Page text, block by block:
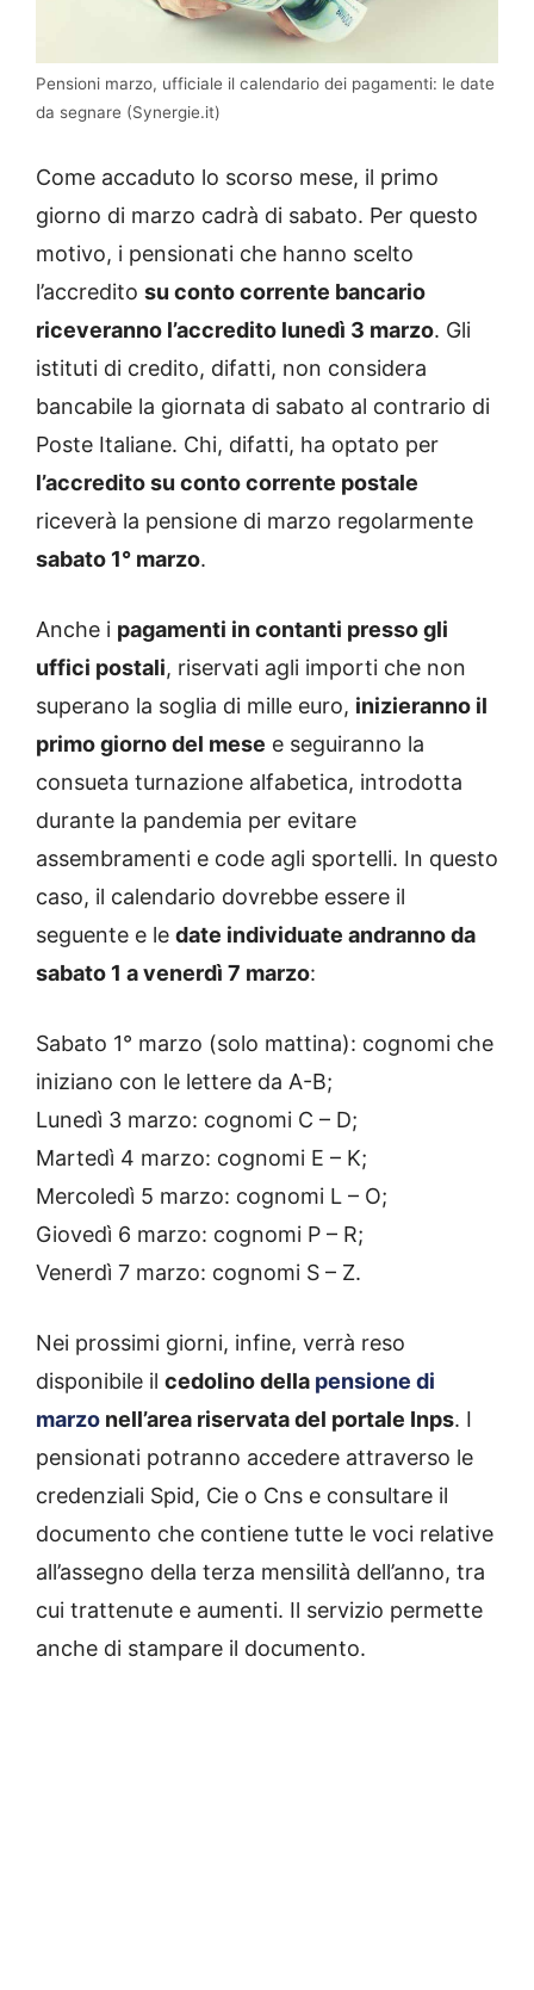
Pensioni marzo, ufficiale il calendario dei pagamenti: le date
da segnare (Synergie.it)
Come accaduto lo scorso mese, il primo
giorno di marzo cadrà di sabato. Per questo
motivo, i pensionati che hanno scelto
l’accredito su conto corrente bancario
riceveranno l’accredito lunedì 3 marzo. Gli
istituti di credito, difatti, non considera
bancabile la giornata di sabato al contrario di
Poste Italiane. Chi, difatti, ha optato per
l’accredito su conto corrente postale
riceverà la pensione di marzo regolarmente
sabato 1° marzo.
Anche i pagamenti in contanti presso gli
uffici postali, riservati agli importi che non
superano la soglia di mille euro, inizieranno il
primo giorno del mese e seguiranno la
consueta turnazione alfabetica, introdotta
durante la pandemia per evitare
assembramenti e code agli sportelli. In questo
caso, il calendario dovrebbe essere il
seguente e le date individuate andranno da
sabato 1 a venerdì 7 marzo:
Sabato 1° marzo (solo mattina): cognomi che
iniziano con le lettere da A-B;
Lunedì 3 marzo: cognomi C – D;
Martedì 4 marzo: cognomi E – K;
Mercoledì 5 marzo: cognomi L – O;
Giovedì 6 marzo: cognomi P – R;
Venerdì 7 marzo: cognomi S – Z.
Nei prossimi giorni, infine, verrà reso
disponibile il cedolino della pensione di
marzo nell’area riservata del portale Inps. I
pensionati potranno accedere attraverso le
credenziali Spid, Cie o Cns e consultare il
documento che contiene tutte le voci relative
all’assegno della terza mensilità dell’anno, tra
cui trattenute e aumenti. Il servizio permette
anche di stampare il documento.